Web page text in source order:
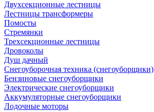
Двухсекционные лестницы
Лестницы трансформеры
Помосты
Стремянки
Трехсекционные лестницы
Дровоколы
Душ дачный
Снегоуборочная техника (снегоуборщики)
Бензиновые снегоуборщики
Электрические снегоуборщики
Аккумуляторные снегоуборщики
Лодочные моторы